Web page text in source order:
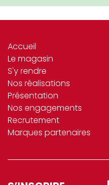
Accueil
Le magasin
S'y rendre
Nos réalisations
Présentation
Nos engagements
Recrutement
Marques partenaires